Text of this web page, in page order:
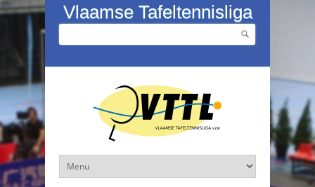
Overslaan en naar de inhoud gaan
Vlaamse Tafeltennisliga
Zoekveld